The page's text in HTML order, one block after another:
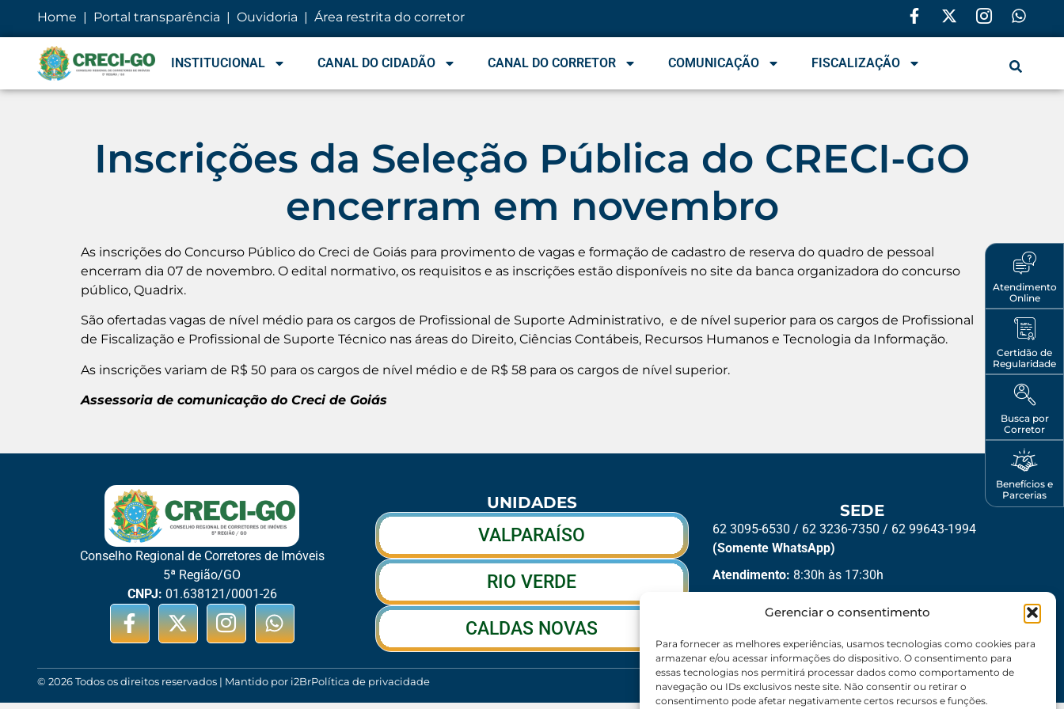
Gerenciar o consentimento
Para fornecer as melhores experiências, usamos tecnologias como cookies para
armazenar e/ou acessar informações do dispositivo. O consentimento para
essas tecnologias nos permitirá processar dados como comportamento de
navegação ou IDs exclusivos neste site. Não consentir ou retirar o
consentimento pode afetar negativamente certos recursos e funções.
conteúdo
Home | Portal transparência | Ouvidoria | Área restrita do corretor
INSTITUCIONAL CANAL DO CIDADÃO CANAL DO CORRETOR COMUNICAÇÃO FISCALIZAÇÃO
Atendimento
Online
Certidão de
Regularidade
Busca por
Corretor
Benefícios e
Parcerias
Inscrições da Seleção Pública do CRECI-GO
encerram em novembro
As inscrições do Concurso Público do Creci de Goiás para provimento de vagas e formação de cadastro de reserva do quadro de pessoal
encerram dia 07 de novembro. O edital normativo, os requisitos e as inscrições estão disponíveis no site da banca organizadora do concurso
público, Quadrix.
São ofertadas vagas de nível médio para os cargos de Profissional de Suporte Administrativo, e de nível superior para os cargos de Profissional
de Fiscalização e Profissional de Suporte Técnico nas áreas do Direito, Ciências Contábeis, Recursos Humanos e Tecnologia da Informação.
As inscrições variam de R$ 50 para os cargos de nível médio e de R$ 58 para os cargos de nível superior.
Assessoria de comunicação do Creci de Goiás
Conselho Regional de Corretores de Imóveis
5ª Região/GO
CNPJ: 01.638121/0001-26
UNIDADES
VALPARAÍSO
RIO VERDE
CALDAS NOVAS
SEDE
62 3095-6530 / 62 3236-7350 / 62 99643-1994
(Somente WhatsApp)
Atendimento: 8:30h às 17:30h
Jardim Goiás, Goiânia-GO, CEP 74810240
© 2026 Todos os direitos reservados | Mantido por i2BrPolítica de privacidade